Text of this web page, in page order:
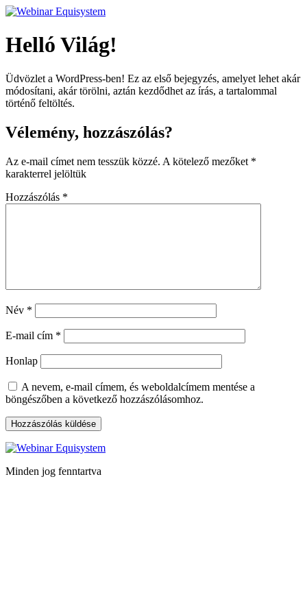
Ugrás
tartalomhoz
Helló Világ!
Üdvözlet a WordPress-ben! Ez az első bejegyzés, amelyet lehet akár
módosítani, akár törölni, aztán kezdődhet az írás, a tartalommal
történő feltöltés.
Vélemény, hozzászólás?
Az e-mail címet nem tesszük közzé. A kötelező mezőket *
karakterrel jelöltük
Hozzászólás *
Név *
E-mail cím *
Honlap
A nevem, e-mail címem, és weboldalcímem mentése a
böngészőben a következő hozzászólásomhoz.
Minden jog fenntartva